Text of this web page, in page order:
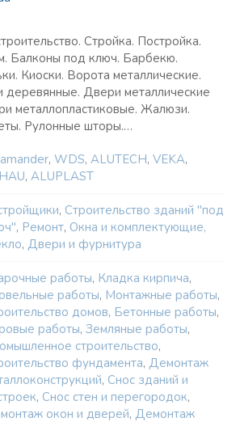
Стройка. Постройка.
Балконы под ключ. Барбекю.
Киоски. Ворота металлические.
деревянные. Двери металлические
металлопластиковые. Жалюзи.
Рулонные шторы.…
, WDS, ALUTECH, VEKA,
, ALUPLAST
, Строительство зданий "под
, Ремонт, Окна и комплектующие,
, Двери и фурнитура
работы, Кладка кирпича,
работы, Монтажные работы,
домов, Бетонные работы,
работы, Земляные работы,
строительство,
фундамента, Демонтаж
, Снос зданий и
, Снос стен и перегородок,
окон и дверей, Демонтаж